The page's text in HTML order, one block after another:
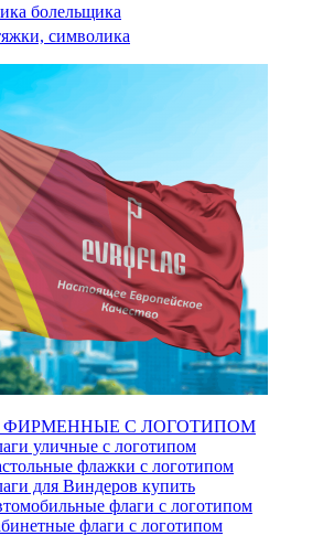
болельщика
символика
ФИРМЕННЫЕ С ЛОГОТИПОМ
уличные с логотипом
флажки с логотипом
для Виндеров купить
флаги с логотипом
флаги с логотипом